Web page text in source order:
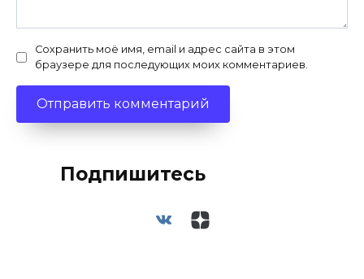
Сохранить моё имя, email и адрес сайта в этом
браузере для последующих моих комментариев.
Подпишитесь